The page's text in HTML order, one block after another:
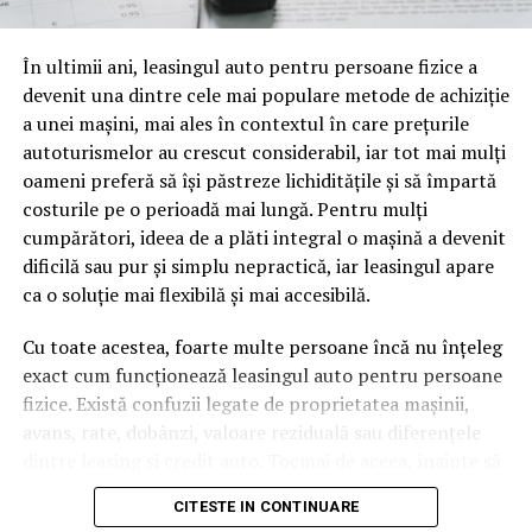
oamenii cu adevărat. Dacă transcrierea ajunge pe o
cuvinte tematice, scrise exact în limbajul în care se
caută.
Apoi vine partea de comportament. O pagină pe care
vizitatorii stau zece, cincisprezece minute ca să
urmărească replay-ul trimite un semnal greu de ignorat.
Google nu îți măsoară direct satisfacția, însă timpul
petrecut, scrollul și revenirile spun ceva despre cât de
util e materialul.
Și mai e ceva ce se uită ușor. Un webinar reușit atrage
linkuri aproape de la sine. Cineva îl menționează într-un
newsletter, altcineva îl citează într-un articol, un
partener îl trimite în comunitatea lui. Fiecare astfel de
tău, iar autoritatea e moneda forte în SEO.
În ultimii ani, leasingul auto pentru persoane fizice a
devenit una dintre cele mai populare metode de achiziție
a unei mașini, mai ales în contextul în care prețurile
autoturismelor au crescut considerabil, iar tot mai mulți
oameni preferă să își păstreze lichiditățile și să împartă
costurile pe o perioadă mai lungă. Pentru mulți
cumpărători, ideea de a plăti integral o mașină a devenit
dificilă sau pur și simplu nepractică, iar leasingul apare
ca o soluție mai flexibilă și mai accesibilă.
Cu toate acestea, foarte multe persoane încă nu înțeleg
exact cum funcționează leasingul auto pentru persoane
fizice. Există confuzii legate de proprietatea mașinii,
avans, rate, dobânzi, valoare reziduală sau diferențele
semnezi orice contract, este important să înțelegi clar
mecanismul acestui tip de finanțare și să știi la ce să fii
CITESTE IN CONTINUARE